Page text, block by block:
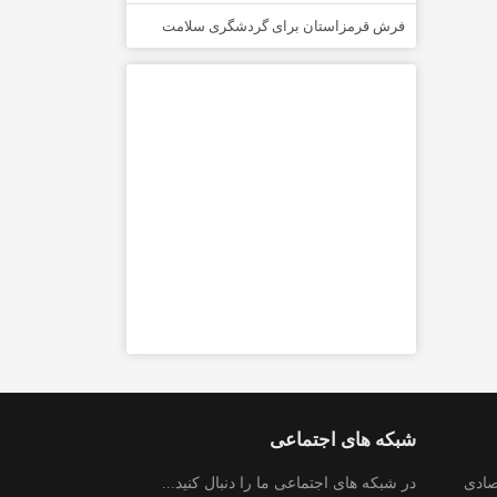
فرش قرمزاستان برای گردشگری سلامت
شبکه های اجتماعی
در شبکه های اجتماعی ما را دنبال کنید...